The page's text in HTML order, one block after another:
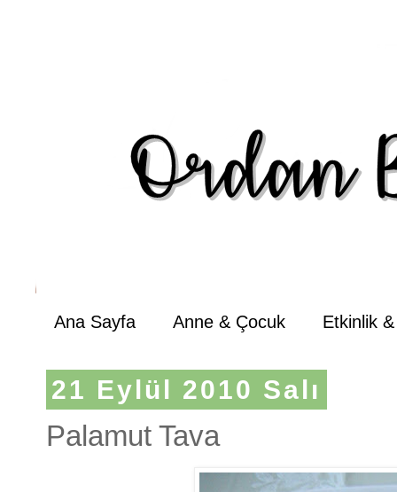
Ana Sayfa Anne & Çocuk Etkinlik
21 Eylül 2010 Salı
Palamut Tava